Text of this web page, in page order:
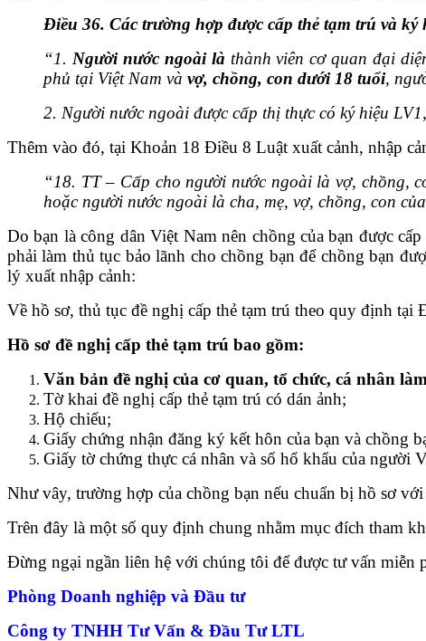
Điều 36. Các trường hợp được cấp thẻ tạm trú và ký
“1. Người nước ngoài là thành viên cơ quan đại
phủ tại Việt Nam và vợ, chồng, con dưới 18 tuổi,
2. Người nước ngoài được cấp thị thực có ký hiệu
Thêm vào đó, tại Khoản 18 Điều 8 Luật xuất cảnh, nhập
“18. TT – Cấp cho người nước ngoài là vợ, chồng,
hoặc người nước ngoài là cha, mẹ, vợ, chồng, con
Do bạn là công dân Việt Nam nên chồng của bạn được
phải làm thủ tục bảo lãnh cho chồng bạn để chồng bạn
lý xuất nhập cảnh:
Về hồ sơ, thủ tục đề nghị cấp thẻ tạm trú theo quy định
Hồ sơ đề nghị cấp thẻ tạm trú bao gồm:
Văn bản đề nghị của cơ quan, tổ chức, cá nhân
Tờ khai đề nghị cấp thẻ tạm trú có dán ảnh;
Hộ chiếu;
Giấy chứng nhận đăng ký kết hôn của bạn và chồng
Giấy tờ chứng thực cá nhân và sổ hổ khẩu của người
Như vây, trường hợp của chồng bạn nếu chuẩn bị hồ sơ
Trên đây là một số quy định chung nhằm mục đích tham
Đừng ngại ngần liên hệ với chúng tôi để được tư vấn miễn
Phòng Doanh nghiệp và Đầu tư
Công ty TNHH Tư Vấn & Đầu Tư LTL